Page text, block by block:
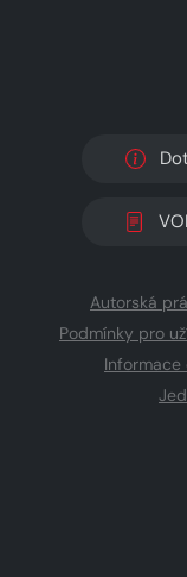
Autorská
Podmínky pro
Informace